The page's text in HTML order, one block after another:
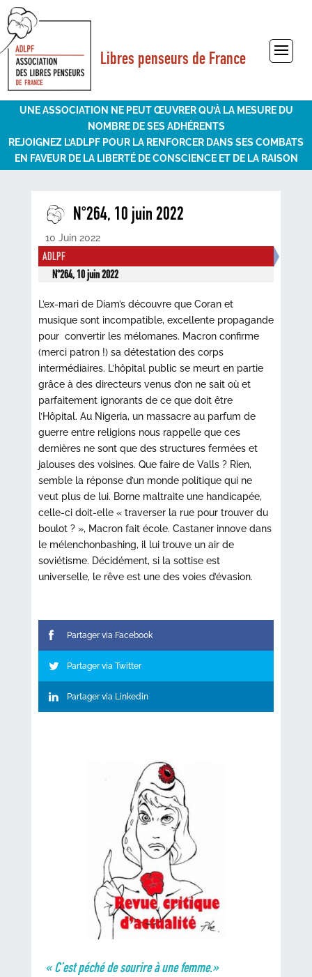
Libres penseurs de France
Sélectionner une page
UNE ASSOCIATION NE PEUT ŒUVRER QU’À LA MESURE DU
NOMBRE DE SES ADHÉRENTS
REJOIGNEZ L’ADLPF POUR LA RENFORCER DANS SES COMBATS
EN FAVEUR DE LA LIBERTÉ DE CONSCIENCE ET DE LA RAISON
N°264, 10 juin 2022
10 Juin 2022
ADLPF
N°264, 10 juin 2022
L’ex-mari de Diam’s découvre que Coran et
musique sont incompatible, excellente propagande
pour convertir les mélomanes. Macron confirme
(merci patron !) sa détestation des corps
intermédiaires. L’hôpital public se meurt en partie
grâce à des directeurs venus d’on ne sait où et
parfaitement ignorants de ce que doit être
l’Hôpital. Au Nigeria, un massacre au parfum de
guerre entre religions nous rappelle que ces
dernières ne sont que des structures fermées et
jalouses des voisines. Que faire de Valls ? Rien,
semble la réponse d’un monde politique qui ne
veut plus de lui. Borne maltraite une handicapée,
celle-ci doit-elle « traverser la rue pour trouver du
boulot ? », Macron fait école. Castaner innove dans
le mélenchonbashing, il lui trouve un air de
soviétisme. Décidément, si la sottise est
universelle, le rêve est une des voies d’évasion.
Partager via Facebook
Partager via Twitter
Partager via Linkedin
« C’estpéché de sourire à une femme.»